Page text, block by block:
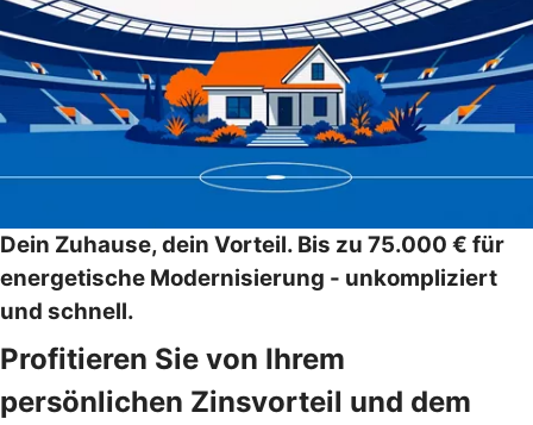
Dein Zuhause, dein Vorteil. Bis zu 75.000 € für
energetische Modernisierung - unkompliziert
und schnell.
Profitieren Sie von Ihrem
persönlichen Zinsvorteil und dem